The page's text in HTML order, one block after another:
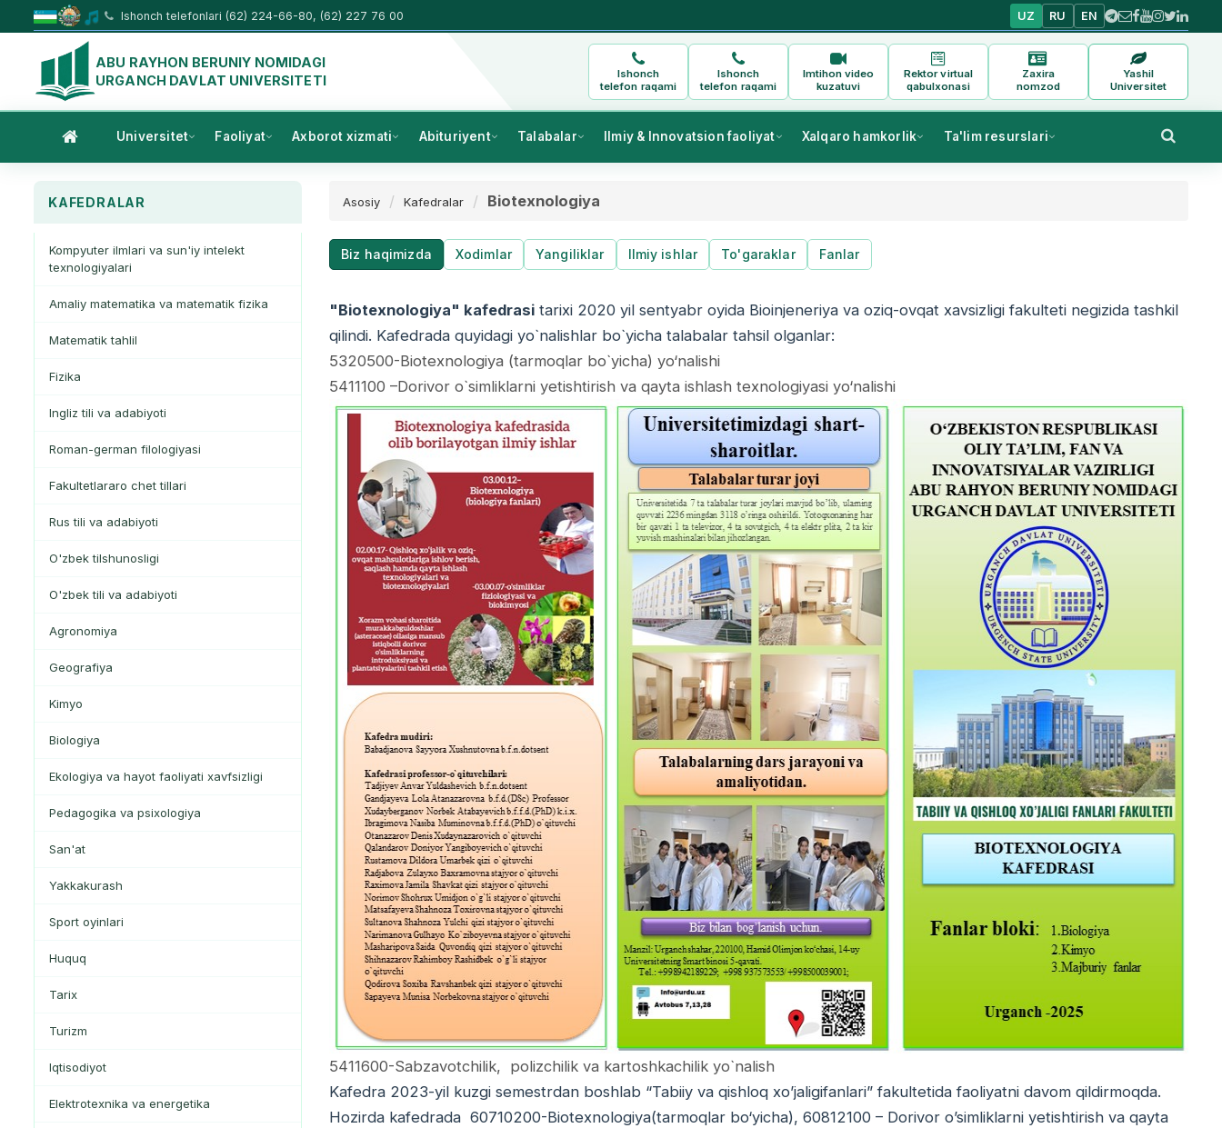
Ishonch telefonlari (62) 224-66-80, (62) 227 76 00 UZ RU EN
ABU RAYHON BERUNIY NOMIDAGI
URGANCH DAVLAT UNIVERSITETI
Ishonch
telefon raqami
Ishonch
telefon raqami
Imtihon video
kuzatuvi
Rektor virtual
qabulxonasi
Zaxira
nomzod
Yashil
Universitet
Universitet Faoliyat Axborot xizmati Abituriyent Talabalar Ilmiy & Innovatsion faoliyat Xalqaro hamkorlik Ta'lim resurslari
KAFEDRALAR
Kompyuter ilmlari va sun'iy intelekt
texnologiyalari
Amaliy matematika va matematik fizika
Matematik tahlil
Fizika
Ingliz tili va adabiyoti
Roman-german filologiyasi
Fakultetlararo chet tillari
Rus tili va adabiyoti
O'zbek tilshunosligi
O'zbek tili va adabiyoti
Agronomiya
Geografiya
Kimyo
Biologiya
Ekologiya va hayot faoliyati xavfsizligi
Pedagogika va psixologiya
San'at
Yakkakurash
Sport oyinlari
Huquq
Tarix
Turizm
Iqtisodiyot
Elektrotexnika va energetika
Asosiy Kafedralar Biotexnologiya
Biz haqimizda Xodimlar Yangiliklar Ilmiy ishlar To'garaklar Fanlar
"Biotexnologiya" kafedrasi tarixi 2020 yil sentyabr oyida Bioinjeneriya va oziq-ovqat xavsizligi fakulteti negizida tashkil
qilindi. Kafedrada quyidagi yo`nalishlar bo`yicha talabalar tahsil olganlar:
5320500-Biotexnologiya (tarmoqlar bo`yicha) yo‘nalishi
5411100 –Dorivor o`simliklarni yetishtirish va qayta ishlash texnologiyasi yo‘nalishi
5411600-Sabzavotchilik, polizchilik va kartoshkachilik yo`nalish
Kafedra 2023-yil kuzgi semestrdan boshlab “Tabiiy va qishloq xo’jaligifanlari” fakultetida faoliyatni davom qildirmoqda.
Hozirda kafedrada 60710200-Biotexnologiya(tarmoqlar bo‘yicha), 60812100 – Dorivor o’simliklarni yetishtirish va qayta